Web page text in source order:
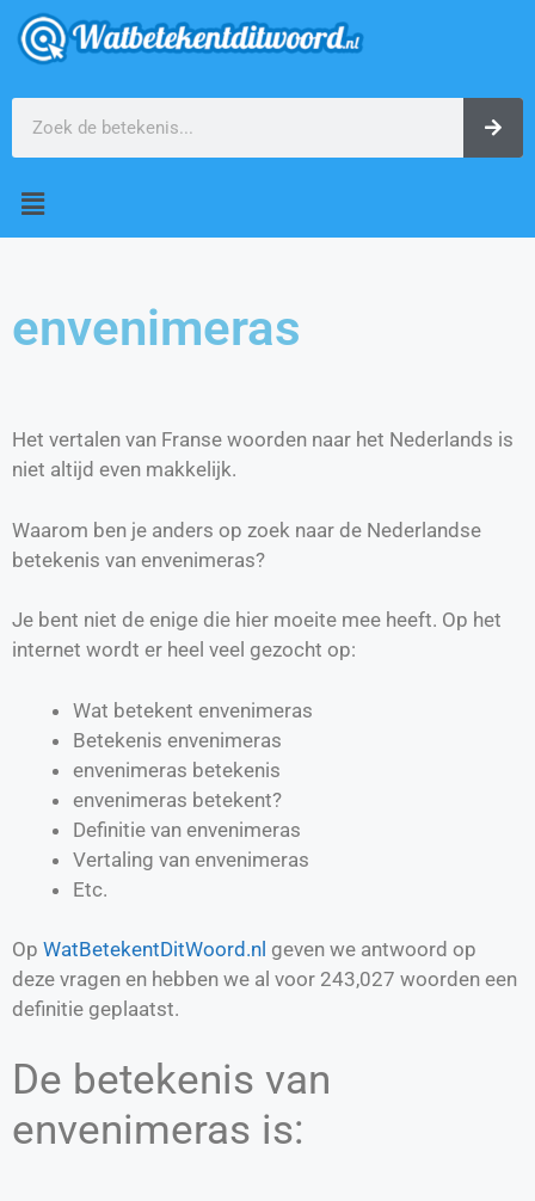
envenimeras
Het vertalen van Franse woorden naar het Nederlands is
niet altijd even makkelijk.
Waarom ben je anders op zoek naar de Nederlandse
betekenis van envenimeras?
Je bent niet de enige die hier moeite mee heeft. Op het
internet wordt er heel veel gezocht op:
Wat betekent envenimeras
Betekenis envenimeras
envenimeras betekenis
envenimeras betekent?
Definitie van envenimeras
Vertaling van envenimeras
Etc.
Op WatBetekentDitWoord.nl geven we antwoord op
deze vragen en hebben we al voor 243,027 woorden een
definitie geplaatst.
De betekenis van
envenimeras is: